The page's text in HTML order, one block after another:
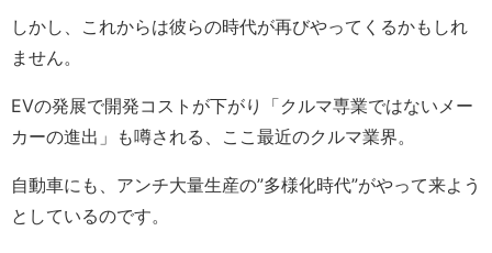
しかし、これからは彼らの時代が再びやってくるかもしれ
ません。
EVの発展で開発コストが下がり「クルマ専業ではないメー
カーの進出」も噂される、ここ最近のクルマ業界。
自動車にも、アンチ大量生産の”多様化時代”がやって来よう
としているのです。